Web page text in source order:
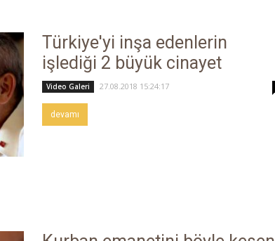
Türkiye'yi inşa edenlerin
işlediği 2 büyük cinayet
Video Galeri 27.08.2018 15:24:17
devamı